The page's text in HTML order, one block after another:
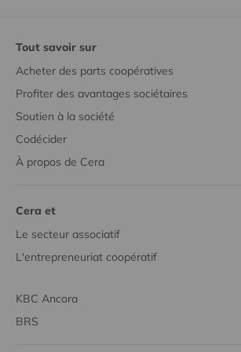
Tout savoir sur
Acheter des parts coopératives
Profiter des avantages sociétaires
Soutien à la société
Codécider
À propos de Cera
Cera et
Le secteur associatif
L'entrepreneuriat coopératif
KBC Ancora
BRS